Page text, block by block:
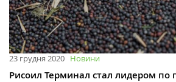
23 грудня 2020 Новини
Рисоил Терминал стал лидером по